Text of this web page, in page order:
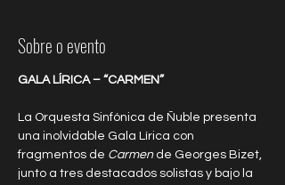
Sobre o evento
GALA LÍRICA – “CARMEN”
La Orquesta Sinfónica de Ñuble presenta
una inolvidable Gala Lírica con
fragmentos de Carmen de Georges Bizet,
junto a tres destacados solistas y bajo la